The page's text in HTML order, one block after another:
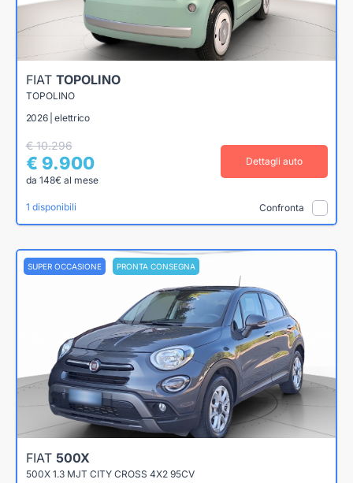
FIAT TOPOLINO
TOPOLINO
2026 | elettrico
€ 10.296
€ 9.900
da 148€ al mese
Dettagli auto
1 disponibili Confronta
SUPER OCCASIONE PRONTA CONSEGNA
FIAT 500X
500X 1.3 MJT CITY CROSS 4X2 95CV